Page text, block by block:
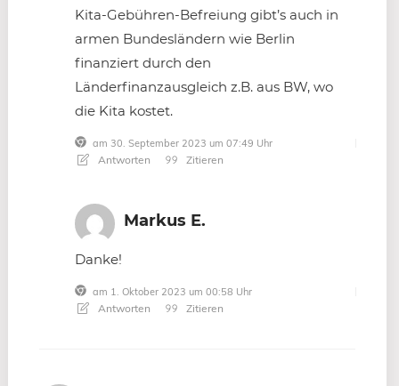
Kita-Gebühren-Befreiung gibt’s auch in
armen Bundesländern wie Berlin
finanziert durch den
Länderfinanzausgleich z.B. aus BW, wo
die Kita kostet.
am 30. September 2023 um 07:49 Uhr
Antworten Zitieren
Markus E.
Danke!
am 1. Oktober 2023 um 00:58 Uhr
Antworten Zitieren